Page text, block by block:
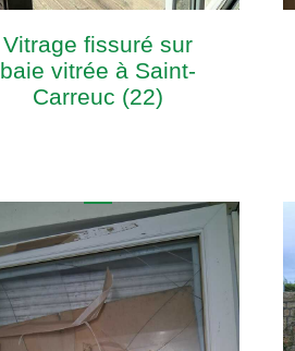
Vitrage fissuré sur
baie vitrée à Saint-
Carreuc (22)